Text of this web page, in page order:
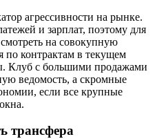
агрессивности на рынке.
и зарплат, поэтому для
на совокупную
по контрактам в текущем
Клуб с большими продажами
ведомость, а скромные
если все крупные
трансфера